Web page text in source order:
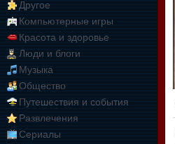
Другое
Компьютерные игры
Красота и здоровье
Люди и блоги
Музыка
Общество
Путешествия и события
Развлечения
Сериалы